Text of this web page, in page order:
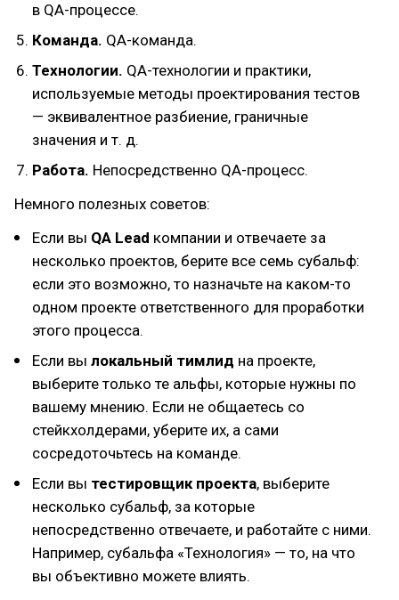
в QA-процессе.
Команда. QA-команда.
Технологии. QA-технологии и практики,
используемые методы проектирования тестов
— эквивалентное разбиение, граничные
значения и т. д.
Работа. Непосредственно QA-процесс.
Немного полезных советов:
Если вы QA Lead компании и отвечаете за
несколько проектов, берите все семь субальф:
если это возможно, то назначьте на каком-то
одном проекте ответственного для проработки
этого процесса.
Если вы локальный тимлид на проекте,
выберите только те альфы, которые нужны по
вашему мнению. Если не общаетесь со
стейкхолдерами, уберите их, а сами
сосредоточьтесь на команде.
Если вы тестировщик проекта, выберите
несколько субальф, за которые
непосредственно отвечаете, и работайте с ними.
Например, субальфа «Технология» — то, на что
вы объективно можете влиять.